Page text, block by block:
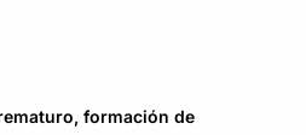
formación de